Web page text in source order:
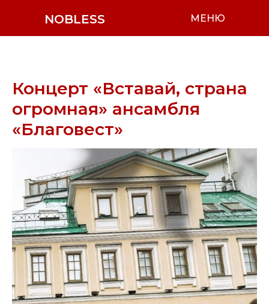
NOBLESS МЕНЮ
Концерт «Вставай, страна
огромная» ансамбля
«Благовест»